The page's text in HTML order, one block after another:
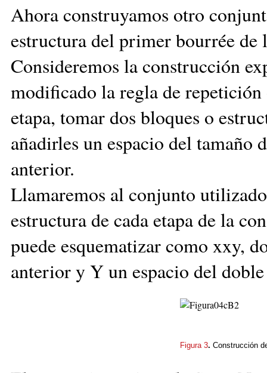
Ahora construyamos otro
estructura del primer bourrée de
Consideremos la construcción
modificado la regla de
etapa, tomar dos bloques o
añadirles un espacio del tamaño
anterior.
Llamaremos al conjunto
estructura de cada etapa de la
puede esquematizar como xxy,
anterior y Y un espacio del
Figura 3. Construcción